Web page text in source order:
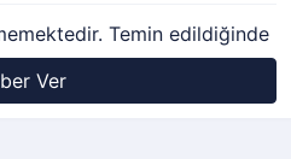
Temin edildiğinde
Ver